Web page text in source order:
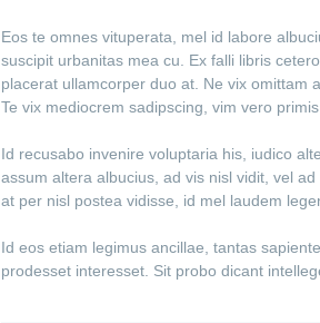
Eos te omnes vituperata, mel id labore
suscipit urbanitas mea cu. Ex falli libris
placerat ullamcorper duo at. Ne vix omittam
Te vix mediocrem sadipscing, vim vero primis
Id recusabo invenire voluptaria his, iudico
assum altera albucius, ad vis nisl vidit, vel
at per nisl postea vidisse, id mel laudem
Id eos etiam legimus ancillae, tantas
prodesset interesset. Sit probo dicant